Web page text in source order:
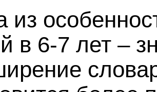
из
в 6-7 лет –